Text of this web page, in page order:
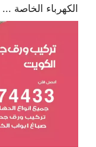
الكهرباء الخاصة ...